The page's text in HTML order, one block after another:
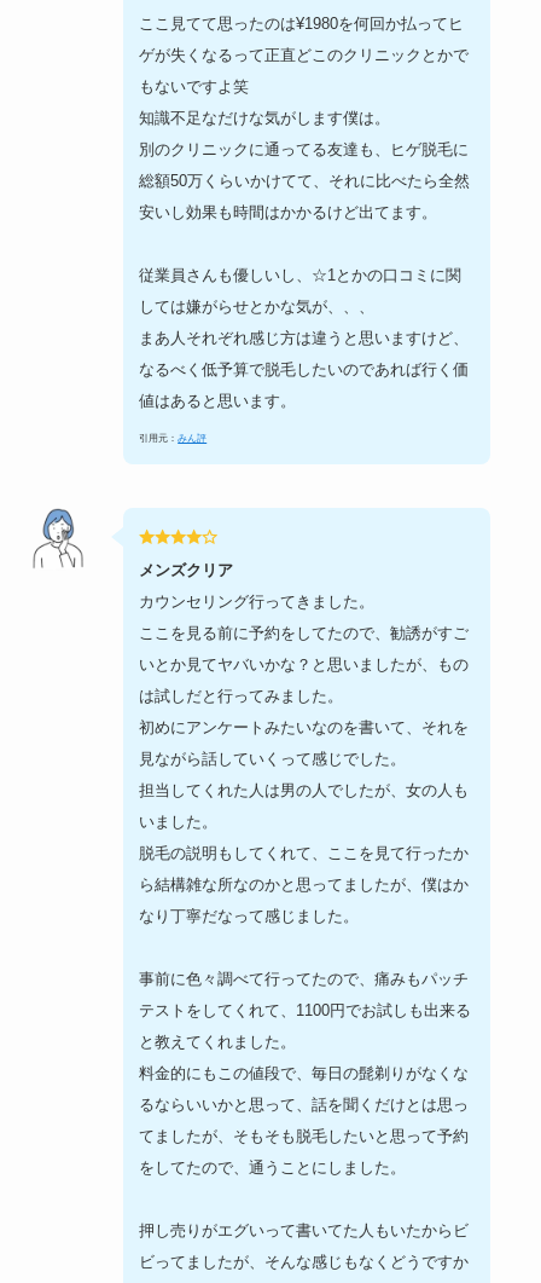
ここ見てて思ったのは¥1980を何回か払ってヒ
ゲが失くなるって正直どこのクリニックとかで
もないですよ笑
知識不足なだけな気がします僕は。
別のクリニックに通ってる友達も、ヒゲ脱毛に
総額50万くらいかけてて、それに比べたら全然
安いし効果も時間はかかるけど出てます。
従業員さんも優しいし、☆1とかの口コミに関
しては嫌がらせとかな気が、、、
まあ人それぞれ感じ方は違うと思いますけど、
なるべく低予算で脱毛したいのであれば行く価
値はあると思います。
引用元：みん評
メンズクリア
カウンセリング行ってきました。
ここを見る前に予約をしてたので、勧誘がすご
いとか見てヤバいかな？と思いましたが、もの
は試しだと行ってみました。
初めにアンケートみたいなのを書いて、それを
見ながら話していくって感じでした。
担当してくれた人は男の人でしたが、女の人も
いました。
脱毛の説明もしてくれて、ここを見て行ったか
ら結構雑な所なのかと思ってましたが、僕はか
なり丁寧だなって感じました。
事前に色々調べて行ってたので、痛みもパッチ
テストをしてくれて、1100円でお試しも出来る
と教えてくれました。
料金的にもこの値段で、毎日の髭剃りがなくな
るならいいかと思って、話を聞くだけとは思っ
てましたが、そもそも脱毛したいと思って予約
をしてたので、通うことにしました。
押し売りがエグいって書いてた人もいたからビ
ビってましたが、そんな感じもなくどうですか